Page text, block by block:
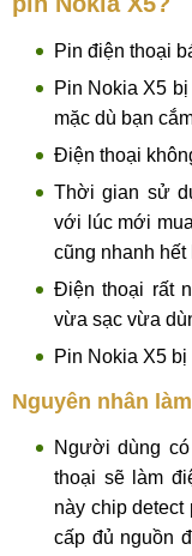
Pin điện thoại
Pin Nokia X5
mặc dù bạn
Điện thoại
Thời gian sử
với lúc mới
cũng nhanh hết
Điện thoại rất
vừa sạc vừa
Pin Nokia X5
Nguyên nhân
Người dùng
thoại sẽ làm
này chip detect
cấp đủ nguồn